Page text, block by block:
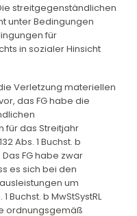
streitgegenständlichen
unter Bedingungen
für
in sozialer Hinsicht
Verletzung materiellen
das FG habe die
für das Streitjahr
Abs. 1 Buchst. b
FG habe zwar
es sich bei den
um
Buchst. b MwStSystRL
ordnungsgemäß